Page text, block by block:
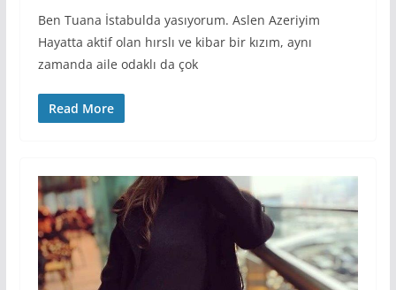
Ben Tuana İstabulda yasıyorum. Aslen Azeriyim
Hayatta aktif olan hırslı ve kibar bir kızım, aynı
zamanda aile odaklı da çok
Read More